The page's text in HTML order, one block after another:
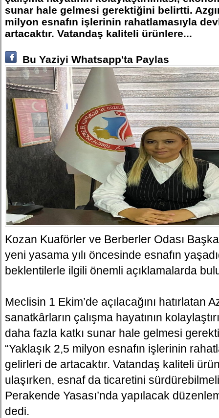
sunar hale gelmesi gerektiğini belirtti.
milyon esnafın işlerinin rahatlamasıyla
artacaktır. Vatandaş kaliteli ürünlere...
Bu Yaziyi Whatsapp'ta Paylas
Kozan Kuaförler ve Berberler Odası
yeni yasama yılı öncesinde esnafın
beklentilerle ilgili önemli açıklamalarda
Meclisin 1 Ekim’de açılacağını hatırlatan
sanatkârların çalışma hayatının
daha fazla katkı sunar hale gelmesi
“Yaklaşık 2,5 milyon esnafın işlerinin
gelirleri de artacaktır. Vatandaş kaliteli
ulaşırken, esnaf da ticaretini
Perakende Yasası’nda yapılacak
dedi.